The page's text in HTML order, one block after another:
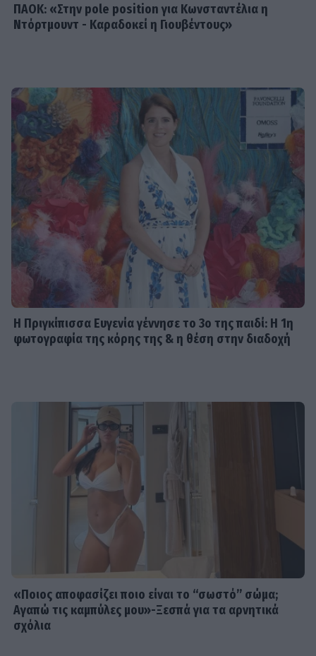
ΠΑΟΚ: «Στην pole position για Κωνσταντέλια η
Ντόρτμουντ - Καραδοκεί η Γιουβέντους»
Η Πριγκίπισσα Ευγενία γέννησε το 3ο της παιδί: Η 1η
φωτογραφία της κόρης της & η θέση στην διαδοχή
«Ποιος αποφασίζει ποιο είναι το “σωστό” σώμα;
Αγαπώ τις καμπύλες μου»-Ξεσπά για τα αρνητικά
σχόλια